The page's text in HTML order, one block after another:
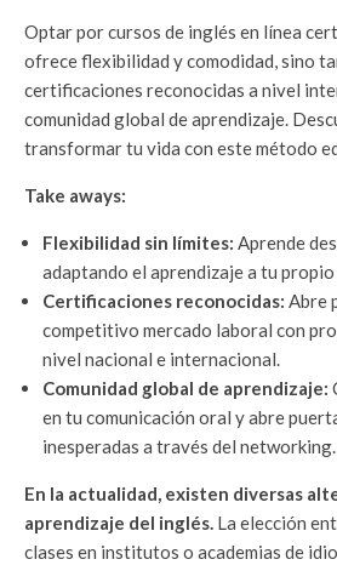
Optar por cursos de inglés en línea
ofrece flexibilidad y comodidad, sino
certificaciones reconocidas a nivel
comunidad global de aprendizaje.
transformar tu vida con este método
Take aways:
Flexibilidad sin límites: Aprende
adaptando el aprendizaje a tu
Certificaciones reconocidas: Abre
competitivo mercado laboral con
nivel nacional e internacional.
Comunidad global de aprendizaje:
en tu comunicación oral y abre
inesperadas a través del networking.
En la actualidad, existen diversas
aprendizaje del inglés. La elección
clases en institutos o academias de